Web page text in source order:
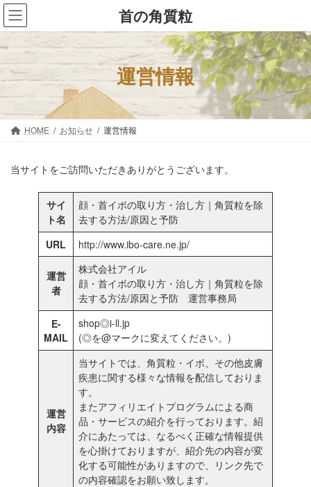
コ
ン
テ
ン
ツ
へ
ス
ッ
ナ
ビ
ゲ
ー
シ
ョ
ン
移
首の角質粒
運営情報
HOME お知らせ 運営情報
当サイトをご訪問いただきありがとうございます。
サイ
ト名
顔・首イボの取り方・治し方｜角質粒を除
去する方法/原因と予防
URL
http://www.ibo-care.ne.jp/
運営
者
株式会社アイル
顔・首イボの取り方・治し方｜角質粒を除
去する方法/原因と予防 運営事務局
E-
MAIL
shop◎i-ll.jp
(◎を@マークに変えてください。)
運営
内容
当サイトでは、角質粒・イボ、その他皮膚
疾患に関する様々な情報を配信しておりま
す。
またアフィリエイトプログラムによる商
品・サービスの紹介を行っております。紹
介にあたっては、なるべく正確な情報提供
を心掛けておりますが、紹介先の内容が変
化する可能性がありますので、リンク先で
の内容確認をお願い致します。